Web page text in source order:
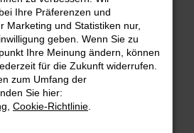
Error
aufgetreten.
die dir helfen können:
Firewall und deine
zum Beispiel deine
Ihre Präferenzen und
Marketing und Statistiken nur,
geben. Wenn Sie zu
Ihre Meinung ändern, können
für die Zukunft widerrufen.
zum Umfang der
Sie hier:
Cookie-Richtlinie